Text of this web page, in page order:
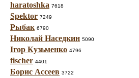
haratoshka 7618
Spektor 7249
Рыбак 6790
Николай Наседкин 5090
Ігор Кузьменко 4796
fischer 4401
Борис Ассеев 3722